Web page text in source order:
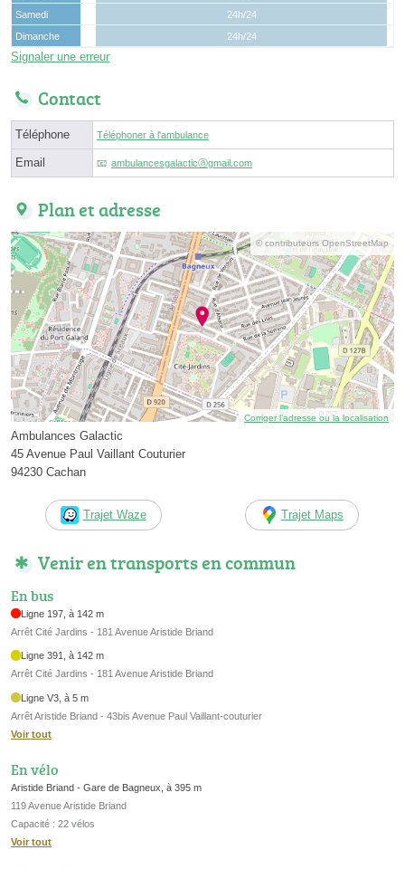
Samedi
24h/24
Dimanche
24h/24
Signaler une erreur
Contact
Téléphone Téléphoner à l'ambulance
Email ambulancesgalacticⓐgmail.com
Plan et adresse
© contributeurs OpenStreetMap
Corriger l’adresse ou la localisation
Ambulances Galactic
45 Avenue Paul Vaillant Couturier
94230 Cachan
Trajet Waze Trajet Maps
Venir en transports en commun
En bus
Ligne 197, à 142 m
Arrêt Cité Jardins - 181 Avenue Aristide Briand
Ligne 391, à 142 m
Arrêt Cité Jardins - 181 Avenue Aristide Briand
Ligne V3, à 5 m
Arrêt Aristide Briand - 43bis Avenue Paul Vaillant-couturier
Voir tout
En vélo
Aristide Briand - Gare de Bagneux, à 395 m
119 Avenue Aristide Briand
Capacité : 22 vélos
Voir tout